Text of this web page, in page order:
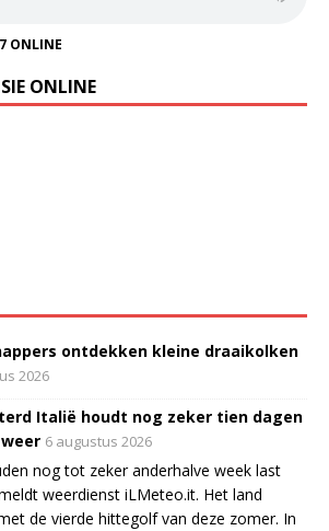
ONLINE
ONLINE
ontdekken kleine draaikolken
2026
Italië houdt nog zeker tien dagen
6 augustus 2026
nog tot zeker anderhalve week last
weerdienst iLMeteo.it. Het land
de vierde hittegolf van deze zomer. In